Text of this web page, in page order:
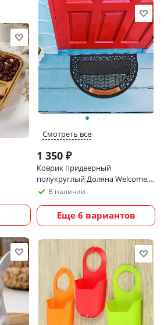
Смотреть все
1 350 ₽
Коврик придверный
полукруглый Доляна Welcome,
50×80 см
В наличии
Еще 6 вариантов